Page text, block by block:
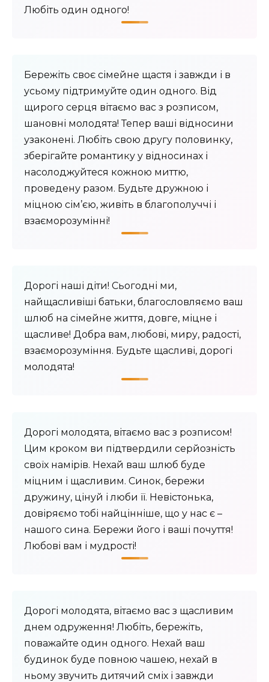
Любіть один одного!
Бережіть своє сімейне щастя і завжди і в
усьому підтримуйте один одного. Від
щирого серця вітаємо вас з розписом,
шановні молодята! Тепер ваші відносини
узаконені. Любіть свою другу половинку,
зберігайте романтику у відносинах і
насолоджуйтеся кожною миттю,
проведену разом. Будьте дружною і
міцною сім’єю, живіть в благополуччі і
взаєморозумінні!
Дорогі наші діти! Сьогодні ми,
найщасливіші батьки, благословляємо ваш
шлюб на сімейне життя, довге, міцне і
щасливе! Добра вам, любові, миру, радості,
взаєморозуміння. Будьте щасливі, дорогі
молодята!
Дорогі молодята, вітаємо вас з розписом!
Цим кроком ви підтвердили серйозність
своїх намірів. Нехай ваш шлюб буде
міцним і щасливим. Синок, бережи
дружину, цінуй і люби її. Невістонька,
довіряємо тобі найцінніше, що у нас є –
нашого сина. Бережи його і ваші почуття!
Любові вам і мудрості!
Дорогі молодята, вітаємо вас з щасливим
днем ​​одруження! Любіть, бережіть,
поважайте один одного. Нехай ваш
будинок буде повною чашею, нехай в
ньому звучить дитячий сміх і завжди